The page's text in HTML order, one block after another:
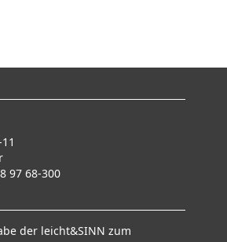
97 68-300
der leicht&SINN zum